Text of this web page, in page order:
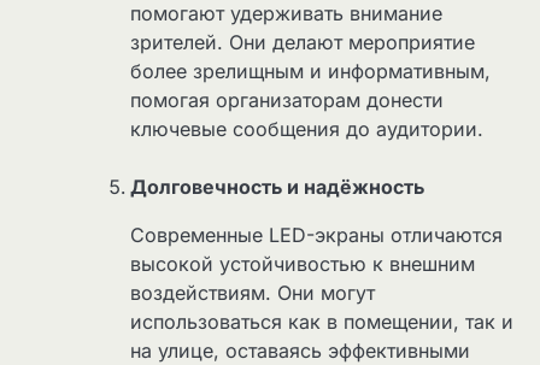
помогают удерживать внимание
зрителей. Они делают мероприятие
более зрелищным и информативным,
помогая организаторам донести
ключевые сообщения до аудитории.
Долговечность и надёжность
Современные LED-экраны отличаются
высокой устойчивостью к внешним
воздействиям. Они могут
использоваться как в помещении, так и
на улице, оставаясь эффективными